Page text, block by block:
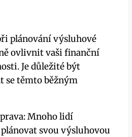
plánování výsluhové
ovlivnit vaši finanční
Je důležité být
se těmto běžným
Mnoho lidí
svou výsluhovou